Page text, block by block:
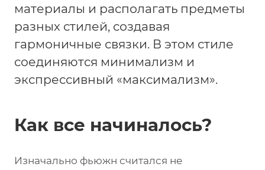
материалы и располагать предметы
разных стилей, создавая
гармоничные связки. В этом стиле
соединяются минимализм и
экспрессивный «максимализм».
Как все начиналось?
Изначально фьюжн считался не